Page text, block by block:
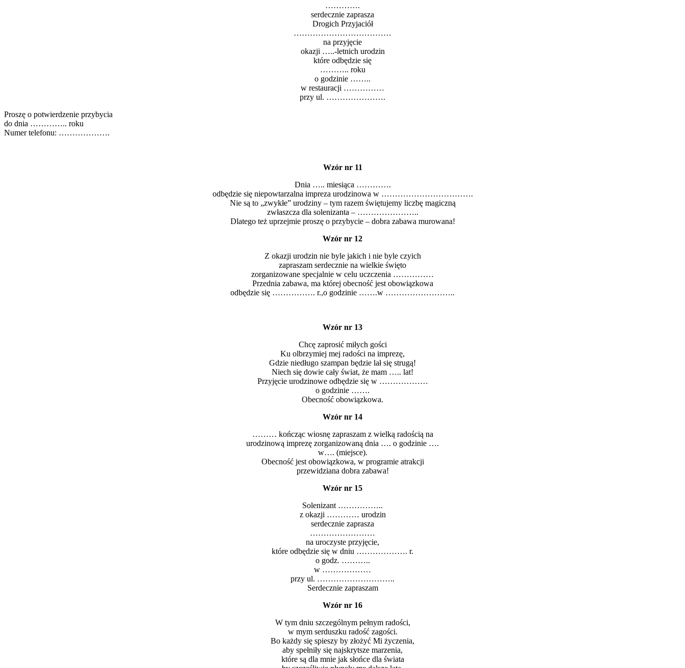
………….
serdecznie zaprasza
Drogich Przyjaciół
………………………………
na przyjęcie
okazji …..-letnich urodzin
które odbędzie się
……….. roku
o godzinie ……..
w restauracji ……………
przy ul. ………………….
Proszę o potwierdzenie przybycia
do dnia ………….. roku
Numer telefonu: ……………….
Wzór nr 11
Dnia ….. miesiąca ………….
odbędzie się niepowtarzalna impreza urodzinowa w …………………………….
Nie są to „zwykłe” urodziny – tym razem świętujemy liczbę magiczną
zwłaszcza dla solenizanta – …………………..
Dlatego też uprzejmie proszę o przybycie – dobra zabawa murowana!
Wzór nr 12
Z okazji urodzin nie byle jakich i nie byle czyich
zapraszam serdecznie na wielkie święto
zorganizowane specjalnie w celu uczczenia ……………
Przednia zabawa, ma której obecność jest obowiązkowa
odbędzie się ……………. r.,o godzinie …….w ……………………..
Wzór nr 13
Chcę zaprosić miłych gości
Ku olbrzymiej mej radości na imprezę,
Gdzie niedługo szampan będzie lał się strugą!
Niech się dowie cały świat, że mam ….. lat!
Przyjęcie urodzinowe odbędzie się w ………………
o godzinie …….
Obecność obowiązkowa.
Wzór nr 14
……… kończąc wiosnę zapraszam z wielką radością na
urodzinową imprezę zorganizowaną dnia …. o godzinie ….
w…. (miejsce).
Obecność jest obowiązkowa, w programie atrakcji
przewidziana dobra zabawa!
Wzór nr 15
Solenizant ……………..
z okazji ………… urodzin
serdecznie zaprasza
……………………
na uroczyste przyjęcie,
które odbędzie się w dniu ………………. r.
o godz. ………..
w ………………
przy ul. ………………………..
Serdecznie zapraszam
Wzór nr 16
W tym dniu szczególnym pełnym radości,
w mym serduszku radość zagości.
Bo każdy się spieszy by złożyć Mi życzenia,
aby spełniły się najskrytsze marzenia,
które są dla mnie jak słońce dla świata